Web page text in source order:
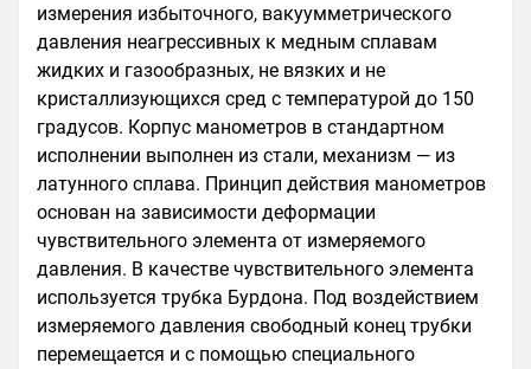
измерения избыточного, вакуумметрического
давления неагрессивных к медным сплавам
жидких и газообразных, не вязких и не
кристаллизующихся сред с температурой до 150
градусов. Корпус манометров в стандартном
исполнении выполнен из стали, механизм — из
латунного сплава. Принцип действия манометров
основан на зависимости деформации
чувствительного элемента от измеряемого
давления. В качестве чувствительного элемента
используется трубка Бурдона. Под воздействием
измеряемого давления свободный конец трубки
перемещается и с помощью специального